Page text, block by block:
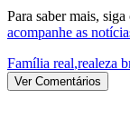
Para saber mais, siga
acompanhe as
Família real,realeza
Ver Comentários